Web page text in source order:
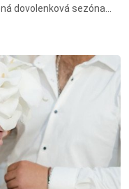
dovolenková sezóna
svoje pobyty na
očakávajú určitú